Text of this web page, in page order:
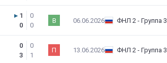
▸ 1
0
0
0
В
0
3
0
1
П
06.06.2026 ФНЛ 2 - Группа 3
13.06.2026 ФНЛ 2 - Группа 3